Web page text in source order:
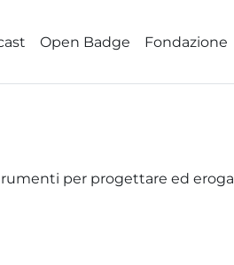
Open Badge Fondazione
per progettare ed